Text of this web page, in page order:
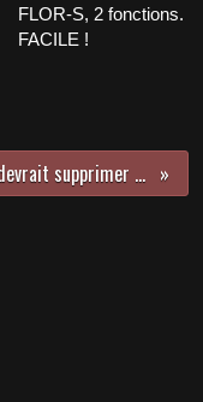
FLOR-S, 2 fonctions.
FACILE !
Areva devrait supprimer 3 500 postes